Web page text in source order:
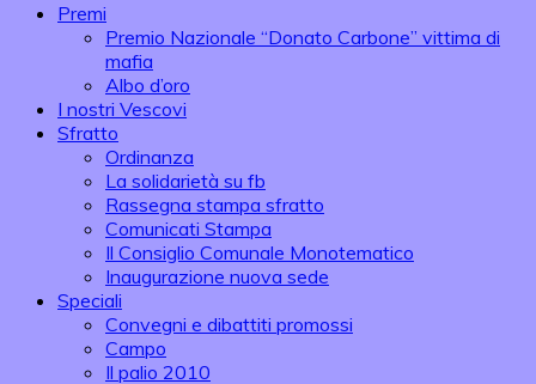
Premi
Premio Nazionale “Donato Carbone” vittima di
mafia
Albo d’oro
I nostri Vescovi
Sfratto
Ordinanza
La solidarietà su fb
Rassegna stampa sfratto
Comunicati Stampa
Il Consiglio Comunale Monotematico
Inaugurazione nuova sede
Speciali
Convegni e dibattiti promossi
Campo
Il palio 2010